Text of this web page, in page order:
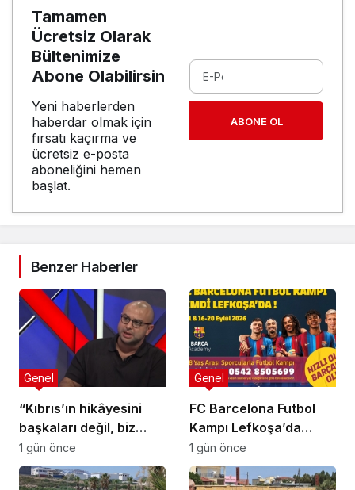
Tamamen
Ücretsiz Olarak
Bültenimize
Abone Olabilirsin
Yeni haberlerden
haberdar olmak için
fırsatı kaçırma ve
ücretsiz e-posta
aboneliğini hemen
başlat.
ABONE OL
Benzer Haberler
“Kıbrıs’ın hikâyesini
başkaları değil, biz
anlatmalıyız”
Genel
1 gün önce
FC Barcelona Futbol
Kampı Lefkoşa’da
Başlıyor
Genel
1 gün önce